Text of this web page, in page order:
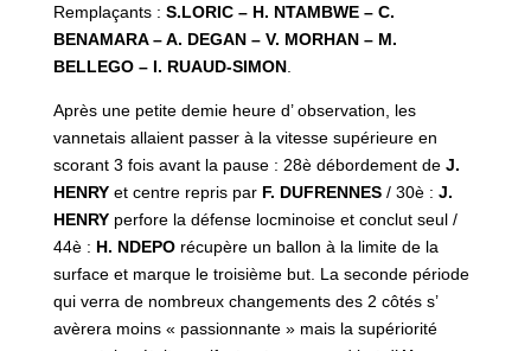
Remplaçants : S.LORIC – H. NTAMBWE – C.
BENAMARA – A. DEGAN – V. MORHAN – M.
BELLEGO – I. RUAUD-SIMON.
Après une petite demie heure d’ observation, les
vannetais allaient passer à la vitesse supérieure en
scorant 3 fois avant la pause : 28è débordement de J.
HENRYet centre repris par F. DUFRENNES/ 30è : J.
HENRYperfore la défense locminoise et conclut seul /
44è : H. NDEPOrécupère un ballon à la limite de la
surface et marque le troisième but. La seconde période
qui verra de nombreux changements des 2 côtés s’
avèrera moins « passionnante » mais la supériorité